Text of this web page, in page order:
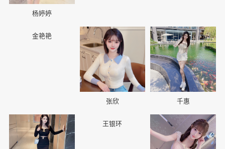
杨婷婷
金艳艳 📷
张欣
📷
千惠
📷 王银环 📷